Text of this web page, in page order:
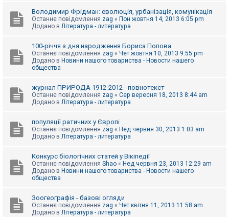
е
и
е
ш
к
Володимир Фрідман: еволюція, урбанізація, комунікація
Останнє повідомлення zag « Пон жовтня 14, 2013 6:05 pm
Додано в Література - литература
100-річчя з дня народження Бориса Попова
Останнє повідомлення zag « Чет жовтня 10, 2013 9:55 pm
Додано в Новини нашого товариства - Новости нашего
общества
журнал ПРИРОДА 1912-2012 - повнотекст
Останнє повідомлення zag « Сер вересня 18, 2013 8:44 am
Додано в Література - литература
популяції ратичних у Європі
Останнє повідомлення zag « Нед червня 30, 2013 1:03 am
Додано в Література - литература
Конкурс біологічних статей у Вікіпедії
Останнє повідомлення Shao « Нед червня 23, 2013 12:29 am
Додано в Новини нашого товариства - Новости нашего
общества
Зоогеографія - базові огляди
Останнє повідомлення zag « Чет квітня 11, 2013 11:58 am
Додано в Література - литература